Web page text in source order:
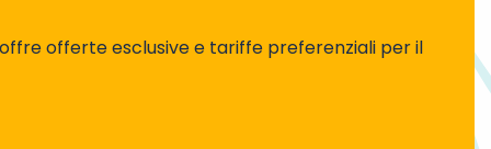
offre offerte esclusive e tariffe preferenziali per il